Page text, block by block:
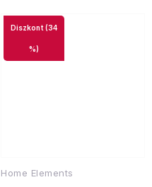
Home Elements
(34
%)